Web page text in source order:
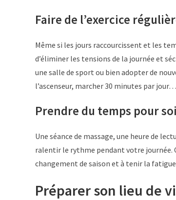
Faire de l’exercice
Même si les jours raccourcissent et les
d’éliminer les tensions de la journée et
une salle de sport ou bien adopter de
l’ascenseur, marcher 30 minutes par
Prendre du temps pour soi
Une séance de massage, une heure de
ralentir le rythme pendant votre journée.
changement de saison et à tenir la
Préparer son lieu de